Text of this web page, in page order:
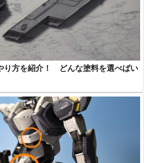
り方を紹介！ どんな塗料を選べばい